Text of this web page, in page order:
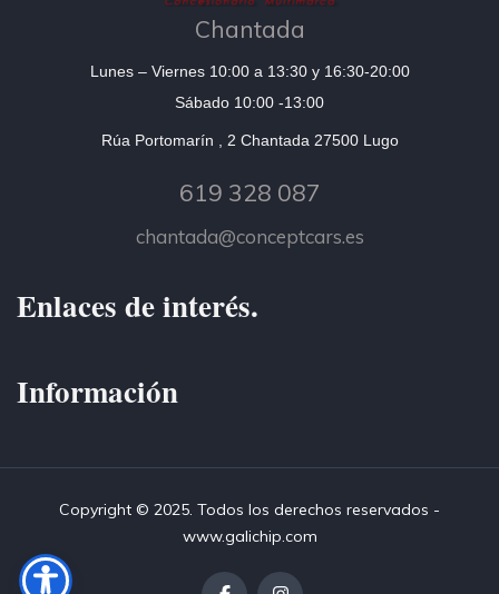
Chantada
Lunes – Viernes 10:00 a 13:30 y 16:30-20:00
Sábado 10:00 -13:00
Rúa Portomarín , 2 Chantada 27500 Lugo
619 328 087
chantada@conceptcars.es
Enlaces de interés.
Información
Copyright © 2025. Todos los derechos reservados -
www.galichip.com